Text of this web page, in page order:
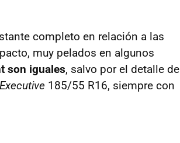
completo en relación a las
muy pelados en algunos
son iguales, salvo por el detalle de
Executive 185/55 R16, siempre con